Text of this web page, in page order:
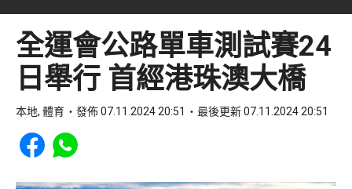
全運會公路單車測試賽24
日舉行 首經港珠澳大橋
本地, 體育 發佈 07.11.2024 20:51 最後更新 07.11.2024 20:51
Share to Facebook
Share to WhatsApp